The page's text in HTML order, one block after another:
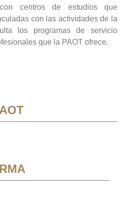
con centros de estudios que
con las actividades de la
los programas de servicio
que la PAOT ofrece.